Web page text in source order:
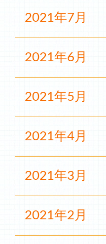
2021年7月
2021年6月
2021年5月
2021年4月
2021年3月
2021年2月